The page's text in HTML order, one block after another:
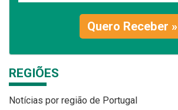
Quero Receber »
REGIÕES
Notícias por região de Portugal